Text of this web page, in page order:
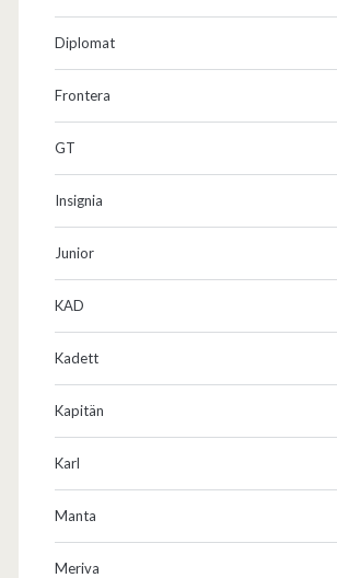
Diplomat
Frontera
GT
Insignia
Junior
KAD
Kadett
Kapitän
Karl
Manta
Meriva